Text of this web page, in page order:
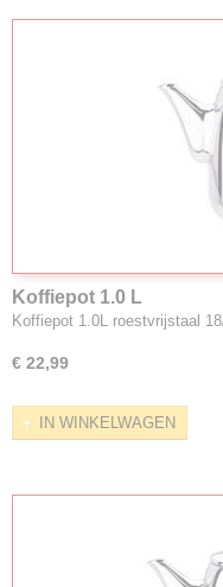
Koffiepot 1.0 L
Koffiepot 1.0L roestvrijstaal
€ 22,99
IN WINKELWAGEN